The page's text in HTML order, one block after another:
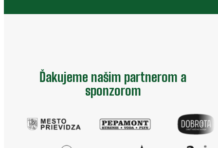
Ďakujeme našim partnerom a
sponzorom